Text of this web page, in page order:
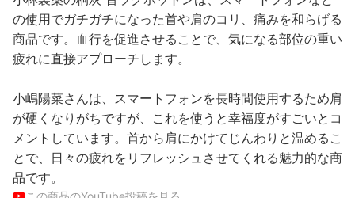
の使用でガチガチになった首や肩のコリ、痛みを和らげる
商品です。血行を促進させることで、気になる部位の重い
疲れに直接アプローチします。
小嶋陽菜さんは、スマートフォンを長時間使用するため肩
が硬くなりがちですが、これを使うと幸福度がすごいとコ
メントしています。首から肩にかけてじんわりと温めるこ
とで、日々の疲れをリフレッシュさせてくれる魅力的な商
品です。